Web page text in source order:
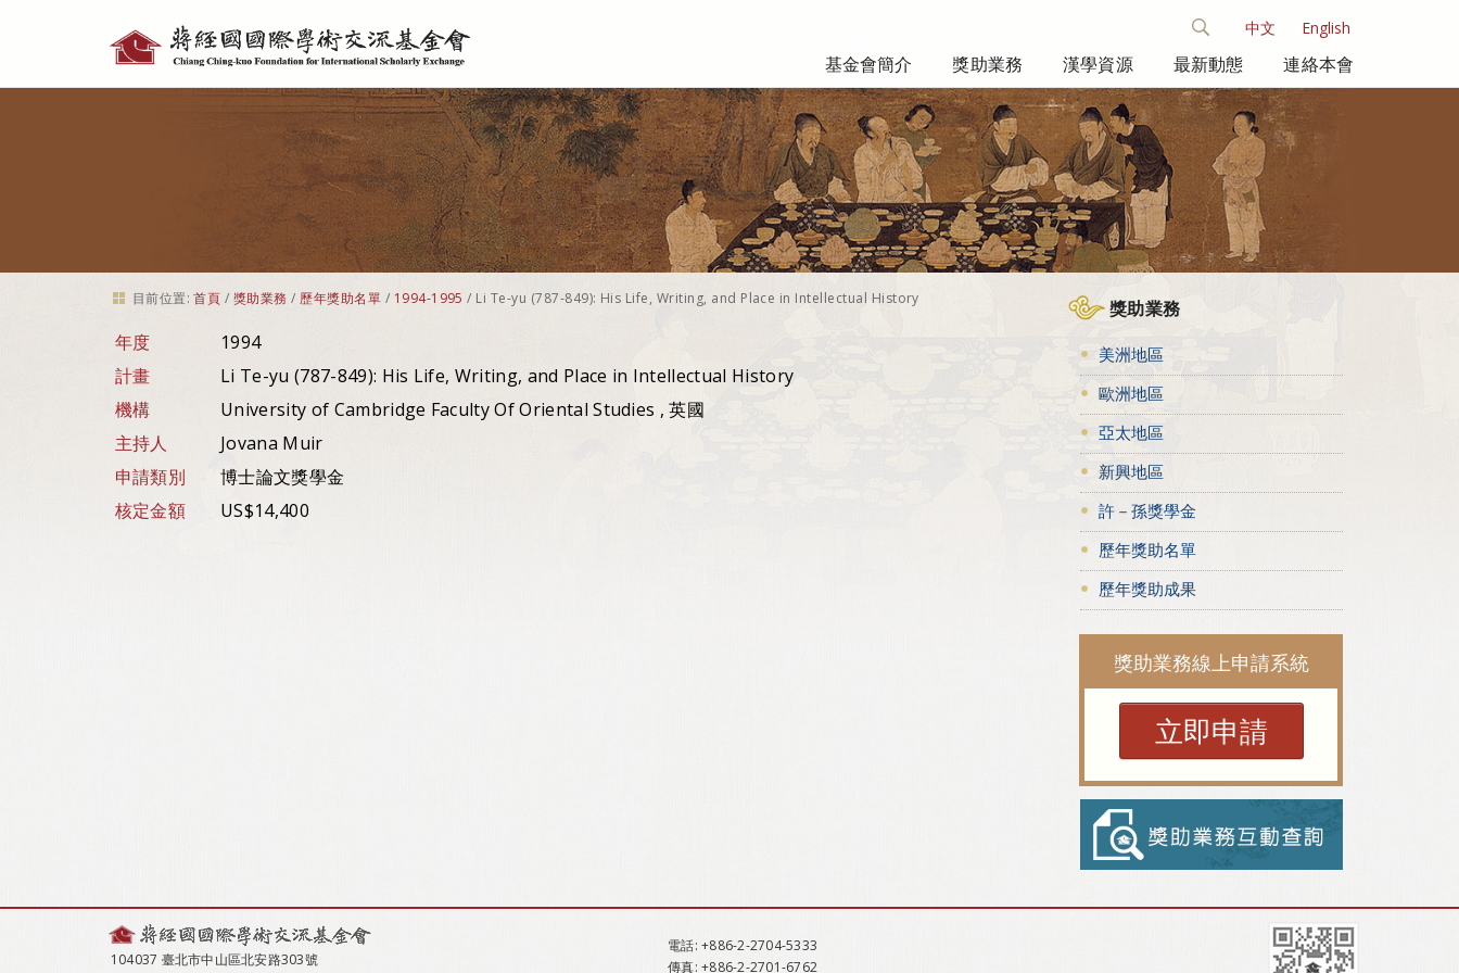
具
中文 English
基金會簡介 獎助業務 漢學資源 最新動態 連絡本會
目前位置: 首頁 / 獎助業務 / 歷年獎助名單 / 1994-1995 / Li Te-yu (787-849): His Life, Writing, and Place in Intellectual History
年度
1994
計畫
Li Te-yu (787-849): His Life, Writing, and Place in Intellectual History
機構
University of Cambridge Faculty Of Oriental Studies , 英國
主持人
Jovana Muir
申請類別
博士論文獎學金
核定金額
US$14,400
獎助業務
美洲地區
歐洲地區
亞太地區
新興地區
許－孫獎學金
歷年獎助名單
歷年獎助成果
獎助業務線上申請系統
立即申請
104037 臺北市中山區北安路303號
電話: +886-2-2704-5333
傳真: +886-2-2701-6762